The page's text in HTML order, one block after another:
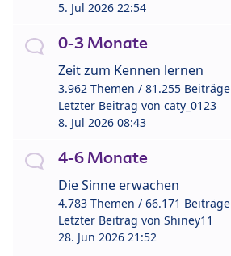
5. Jul 2026 22:54
0-3 Monate
Zeit zum Kennen lernen
3.962 Themen / 81.255 Beiträge
Letzter Beitrag von caty_0123
8. Jul 2026 08:43
4-6 Monate
Die Sinne erwachen
4.783 Themen / 66.171 Beiträge
Letzter Beitrag von Shiney11
28. Jun 2026 21:52